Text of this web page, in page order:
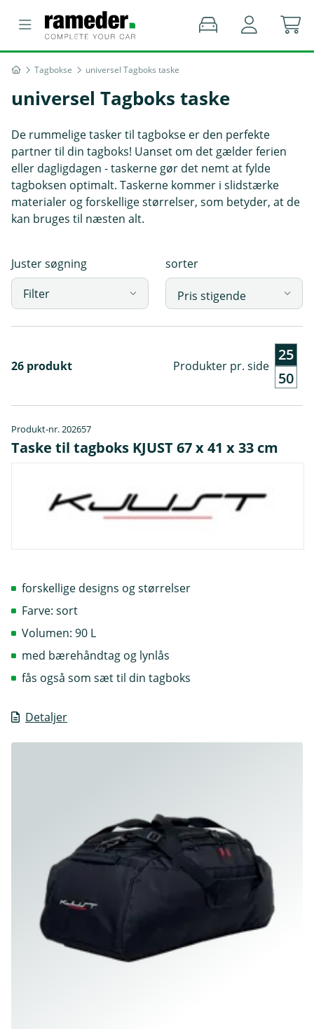
Tagbokse universel Tagboks taske
universel Tagboks taske
De rummelige tasker til tagbokse er den perfekte
partner til din tagboks! Uanset om det gælder ferien
eller dagligdagen - taskerne gør det nemt at fylde
tagboksen optimalt. Taskerne kommer i slidstærke
materialer og forskellige størrelser, som betyder, at de
kan bruges til næsten alt.
Juster søgning
Filter
sorter
26 produkt Produkter pr. side
25
50
Produkt-nr. 202657
Taske til tagboks KJUST 67 x 41 x 33 cm
Detaljer
forskellige designs og størrelser
Farve: sort
Volumen: 90 L
med bærehåndtag og lynlås
fås også som sæt til din tagboks